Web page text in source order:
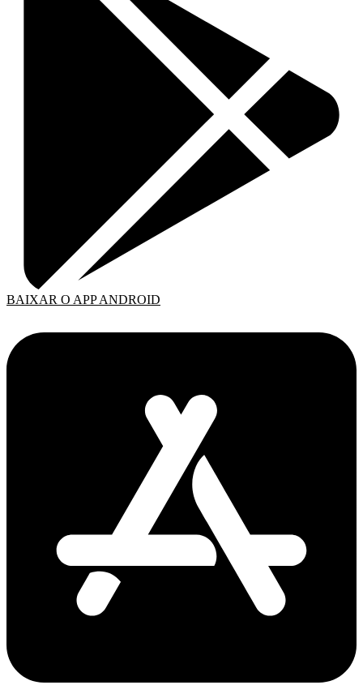
BAIXAR O APP ANDROID